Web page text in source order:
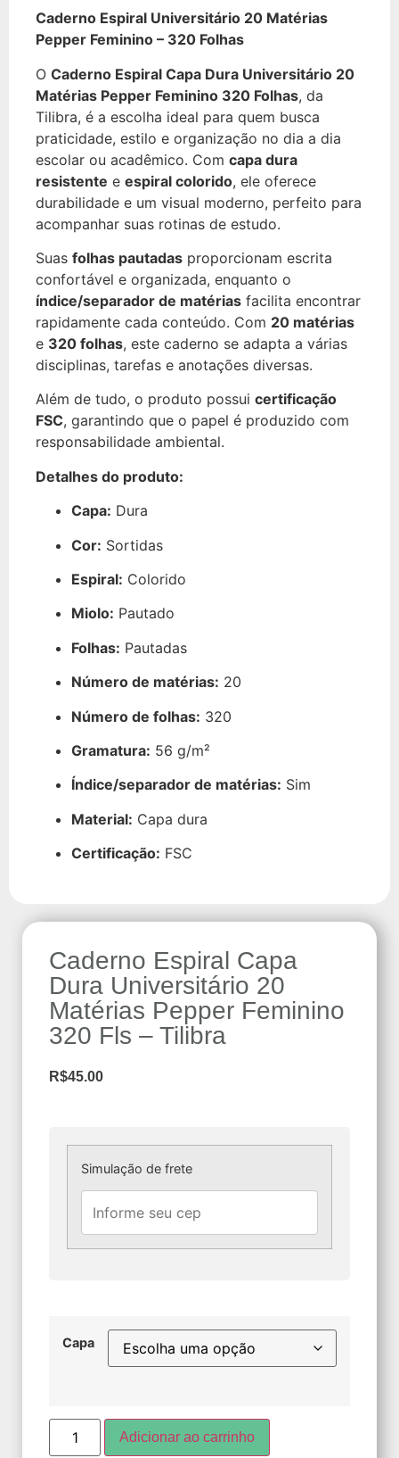
Caderno Espiral Universitário 20 Matérias
Pepper Feminino – 320 Folhas
O Caderno Espiral Capa Dura Universitário 20
Matérias Pepper Feminino 320 Folhas, da
Tilibra, é a escolha ideal para quem busca
praticidade, estilo e organização no dia a dia
escolar ou acadêmico. Com capa dura
resistente e espiral colorido, ele oferece
durabilidade e um visual moderno, perfeito para
acompanhar suas rotinas de estudo.
Suas folhas pautadas proporcionam escrita
confortável e organizada, enquanto o
índice/separador de matérias facilita encontrar
rapidamente cada conteúdo. Com 20 matérias
e 320 folhas, este caderno se adapta a várias
disciplinas, tarefas e anotações diversas.
Além de tudo, o produto possui certificação
FSC, garantindo que o papel é produzido com
responsabilidade ambiental.
Detalhes do produto:
Capa: Dura
Cor: Sortidas
Espiral: Colorido
Miolo: Pautado
Folhas: Pautadas
Número de matérias: 20
Número de folhas: 320
Gramatura: 56 g/m²
Índice/separador de matérias: Sim
Material: Capa dura
Certificação: FSC
Caderno Espiral Capa
Dura Universitário 20
Matérias Pepper Feminino
320 Fls – Tilibra
R$45.00
Simulação de frete
Capa
Adicionar ao carrinho